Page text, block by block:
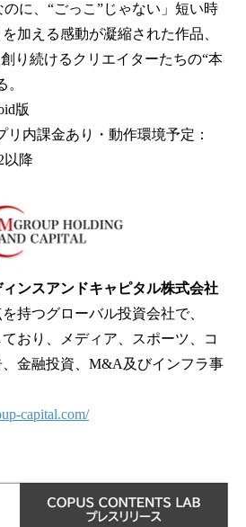
のに、“ごっこ”じゃない」短い時
加える感動が凝縮された作品、
り続けるクリエイターたちの“本
版
リ内課金あり・動作環境予定：
以降
ンスアンドキャピタル株式会社
持つグローバル投資会社で、
おり、メディア、スポーツ、コ
金融投資、M&A及びインフラ事
capital.com/